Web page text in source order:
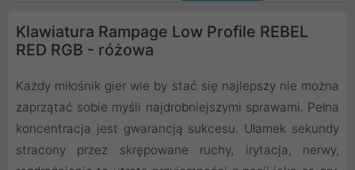
Klawiatura Rampage Low Profile REBEL
RED RGB - różowa
Każdy miłośnik gier wie by stać się najlepszy nie można
zaprzątać sobie myśli najdrobniejszymi sprawami. Pełna
koncentracja jest gwarancją sukcesu. Ułamek sekundy
stracony przez skrępowane ruchy, irytacja, nerwy,